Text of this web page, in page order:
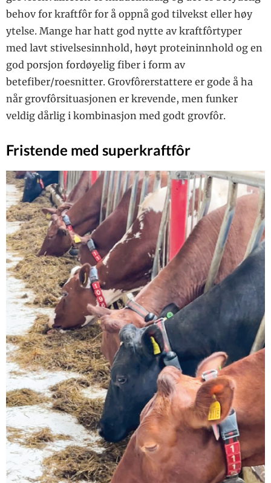
behov for kraftfôr for å oppnå god tilvekst eller høy
ytelse. Mange har hatt god nytte av kraftfôrtyper
med lavt stivelsesinnhold, høyt proteininnhold og en
god porsjon fordøyelig fiber i form av
betefiber/roesnitter. Grovfôrerstattere er gode å ha
når grovfôrsituasjonen er krevende, men funker
veldig dårlig i kombinasjon med godt grovfôr.
Fristende med superkraftfôr